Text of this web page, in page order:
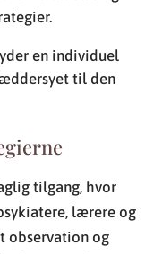
en individuel
til den
tilgang, hvor
lærere og
observation og